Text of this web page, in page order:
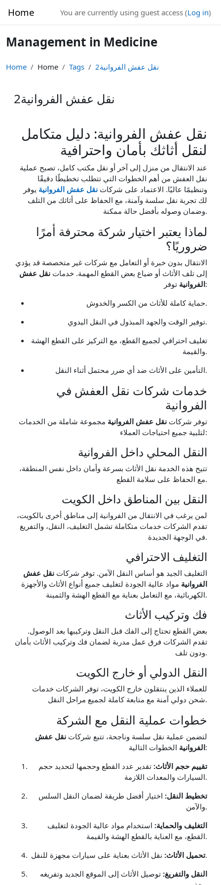
Home You are currently using guest access (Log in)
Management in Medicine
Home Home Tags نقل عفش الفروانية2
نقل عفش الفروانية2
نقل عفش الفروانية: دليل متكامل
لنقل أثاثك بأمان واحترافية
عند الانتقال من منزل إلى آخر أو نقل مكتب كامل، تصبح عملية
نقل العفش من أهم الخطوات التي تتطلب تخطيطًا دقيقًا
وتنظيمًا عاليًا. الاعتماد على شركات نقل عفش الفروانية يوفر
لك تجربة نقل سلسة وآمنة، مع الحفاظ على أثاثك من التلف
وضمان وصوله بأفضل حالة ممكنة.
لماذا يعتبر اختيار شركة محترفة أمرًا
ضروريًا؟
الانتقال بدون خبرة أو التعامل مع شركات غير متخصصة قد يؤدي
إلى تلف الأثاث أو ضياع بعض القطع المهمة. خدمات نقل عفش
الفروانيةتوفر:
حماية كاملة للأثاث من الكسر والخدوش.
توفير الوقت والجهد المبذول في النقل اليدوي.
تغليف احترافي لجميع القطع، مع التركيز على القطع الهشة
والقيمة.
التأمين على الأثاث ضد أي ضرر محتمل أثناء النقل.
خدمات شركات نقل العفش في
الفروانية
توفر شركات نقل عفش الفروانية مجموعة شاملة من الخدمات
لتلبية جميع احتياجات العملاء:
النقل المحلي داخل الفروانية
تتيح هذه الخدمة نقل الأثاث بسرعة وأمان داخل نفس المنطقة،
مع الحفاظ على سلامة القطع.
النقل بين المناطق داخل الكويت
لمن يرغب في الانتقال من الفروانية إلى مناطق أخرى بالكويت،
تقدم الشركات خدمات متكاملة تشمل التغليف، النقل، والتفريغ
في الوجهة الجديدة.
التغليف الاحترافي
التغليف الجيد هو أساس النقل الآمن. توفر شركات نقل عفش
الفروانية مواد عالية الجودة لتغليف جميع أنواع الأثاث والأجهزة
الكهربائية، مع التعامل بعناية مع القطع الهشة والثمينة.
فك وتركيب الأثاث
بعض القطع تحتاج إلى الفك قبل النقل وتركيبها بعد الوصول.
تقدم الشركات فرق عمل مدربة لضمان فك وتركيب الأثاث بأمان
ودون تلف.
النقل الدولي أو خارج الكويت
للعملاء الذين ينتقلون خارج الكويت، توفر الشركات خدمات
شحن دولي آمنة مع متابعة كاملة لجميع مراحل النقل.
خطوات عملية النقل مع الشركة
لتضمن عملية نقل سلسة وناجحة، تتبع شركات نقل عفش
الفروانيةالخطوات التالية:
تقييم حجم الأثاث: تقدير عدد القطع وحجمها لتحديد حجم
السيارات والمعدات اللازمة.
تخطيط النقل: اختيار أفضل طريقة لضمان النقل السلس
والآمن.
التغليف والحماية: استخدام مواد عالية الجودة لتغليف
القطع، مع العناية بالقطع الهشة والقيمة.
تحميل الأثاث:نقل الأثاث بعناية على سيارات مجهزة للنقل.
النقل والتفريغ: توصيل الأثاث إلى الموقع الجديد وتفريغه